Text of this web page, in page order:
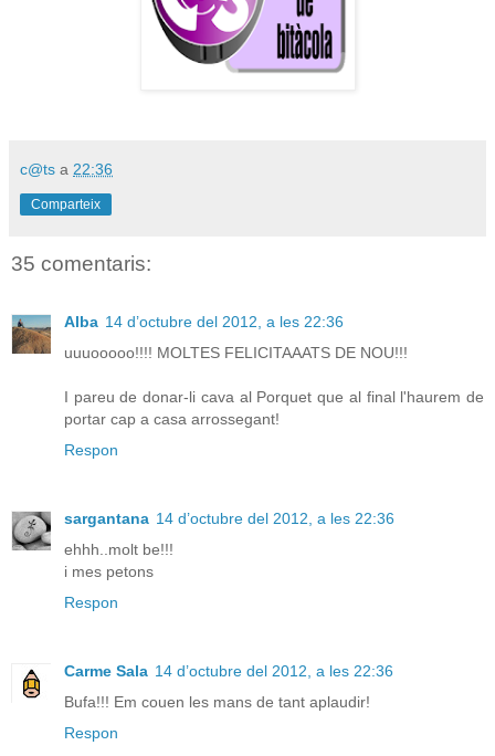
c@ts a 22:36
Comparteix
35 comentaris:
Alba 14 d’octubre del 2012, a les 22:36
uuuooooo!!!! MOLTES FELICITAAATS DE NOU!!!
I pareu de donar-li cava al Porquet que al final l'haurem de
portar cap a casa arrossegant!
Respon
sargantana 14 d’octubre del 2012, a les 22:36
ehhh..molt be!!!
i mes petons
Respon
Carme Sala 14 d’octubre del 2012, a les 22:36
Bufa!!! Em couen les mans de tant aplaudir!
Respon